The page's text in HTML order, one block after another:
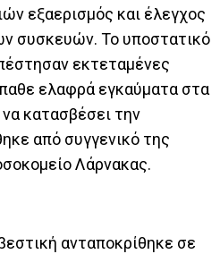
εξαερισμός και έλεγχος
συσκευών. Το υποστατικό
εκτεταμένες
ελαφρά εγκαύματα στα
κατασβέσει την
από συγγενικό της
Λάρνακας.
ανταποκρίθηκε σε